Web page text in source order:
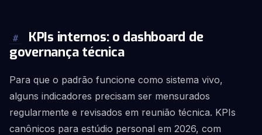
#
KPIs internos: o dashboard de
governança técnica
Para que o padrão funcione como sistema vivo,
alguns indicadores precisam ser mensurados
regularmente e revisados em reunião técnica. KPIs
canônicos para estúdio personal em 2026, com